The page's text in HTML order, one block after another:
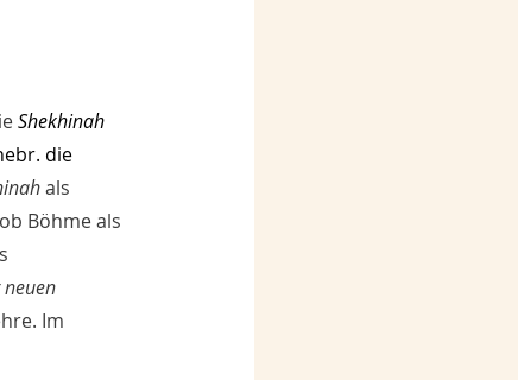
Shekhinah
die
als
Böhme als
Im